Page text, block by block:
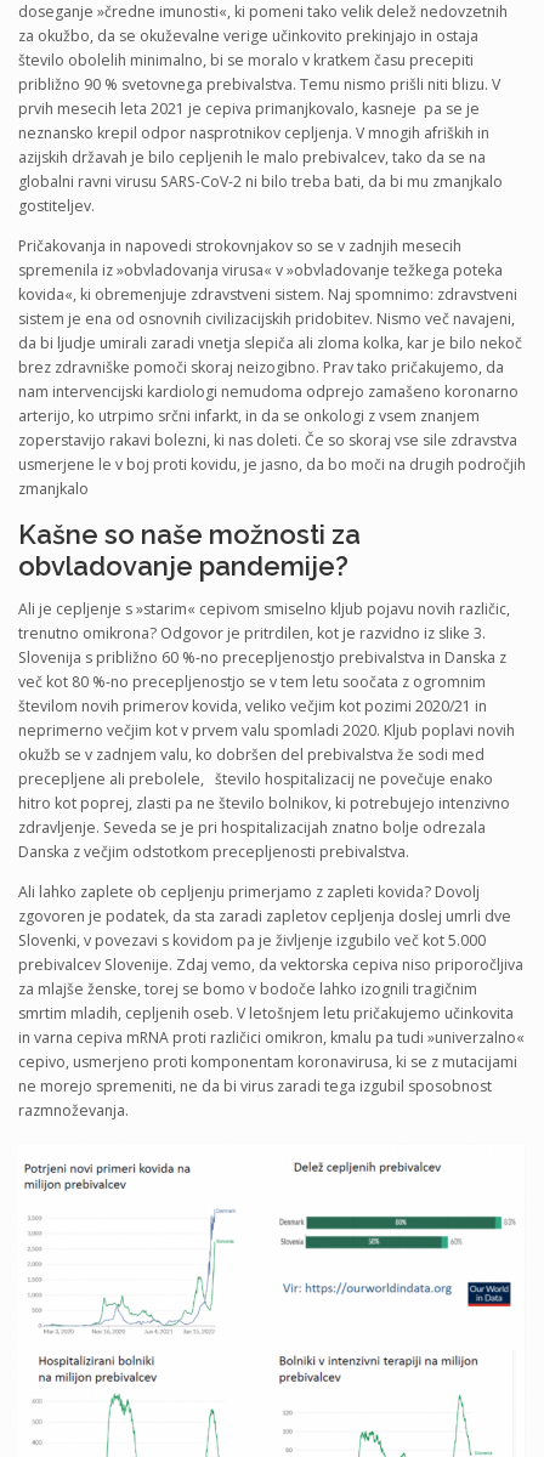
doseganje »čredne imunosti«, ki pomeni tako velik delež nedovzetnih
za okužbo, da se okuževalne verige učinkovito prekinjajo in ostaja
število obolelih minimalno, bi se moralo v kratkem času precepiti
približno 90 % svetovnega prebivalstva. Temu nismo prišli niti blizu. V
prvih mesecih leta 2021 je cepiva primanjkovalo, kasneje pa se je
neznansko krepil odpor nasprotnikov cepljenja. V mnogih afriških in
azijskih državah je bilo cepljenih le malo prebivalcev, tako da se na
globalni ravni virusu SARS-CoV-2 ni bilo treba bati, da bi mu zmanjkalo
gostiteljev.
Pričakovanja in napovedi strokovnjakov so se v zadnjih mesecih
spremenila iz »obvladovanja virusa« v »obvladovanje težkega poteka
kovida«, ki obremenjuje zdravstveni sistem. Naj spomnimo: zdravstveni
sistem je ena od osnovnih civilizacijskih pridobitev. Nismo več navajeni,
da bi ljudje umirali zaradi vnetja slepiča ali zloma kolka, kar je bilo nekoč
brez zdravniške pomoči skoraj neizogibno. Prav tako pričakujemo, da
nam intervencijski kardiologi nemudoma odprejo zamašeno koronarno
arterijo, ko utrpimo srčni infarkt, in da se onkologi z vsem znanjem
zoperstavijo rakavi bolezni, ki nas doleti. Če so skoraj vse sile zdravstva
usmerjene le v boj proti kovidu, je jasno, da bo moči na drugih področjih
zmanjkalo
Kašne so naše možnosti za
obvladovanje pandemije?
Ali je cepljenje s »starim« cepivom smiselno kljub pojavu novih različic,
trenutno omikrona? Odgovor je pritrdilen, kot je razvidno iz slike 3.
Slovenija s približno 60 %-no precepljenostjo prebivalstva in Danska z
več kot 80 %-no precepljenostjo se v tem letu soočata z ogromnim
številom novih primerov kovida, veliko večjim kot pozimi 2020/21 in
neprimerno večjim kot v prvem valu spomladi 2020. Kljub poplavi novih
okužb se v zadnjem valu, ko dobršen del prebivalstva že sodi med
precepljene ali prebolele, število hospitalizacij ne povečuje enako
hitro kot poprej, zlasti pa ne število bolnikov, ki potrebujejo intenzivno
zdravljenje. Seveda se je pri hospitalizacijah znatno bolje odrezala
Danska z večjim odstotkom precepljenosti prebivalstva.
Ali lahko zaplete ob cepljenju primerjamo z zapleti kovida? Dovolj
zgovoren je podatek, da sta zaradi zapletov cepljenja doslej umrli dve
Slovenki, v povezavi s kovidom pa je življenje izgubilo več kot 5.000
prebivalcev Slovenije. Zdaj vemo, da vektorska cepiva niso priporočljiva
za mlajše ženske, torej se bomo v bodoče lahko izognili tragičnim
smrtim mladih, cepljenih oseb. V letošnjem letu pričakujemo učinkovita
in varna cepiva mRNA proti različici omikron, kmalu pa tudi »univerzalno«
cepivo, usmerjeno proti komponentam koronavirusa, ki se z mutacijami
ne morejo spremeniti, ne da bi virus zaradi tega izgubil sposobnost
razmnoževanja.